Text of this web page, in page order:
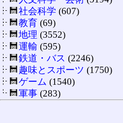
社会科学 (607)
教育 (69)
地理 (3552)
運輸 (595)
鉄道・バス (2246)
趣味とスポーツ (1750)
ゲーム (1540)
軍事 (283)